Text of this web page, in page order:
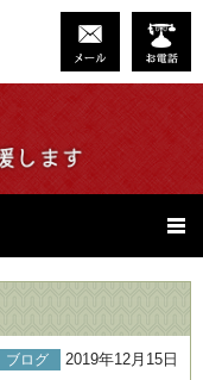
ブログ 2019年12月15日